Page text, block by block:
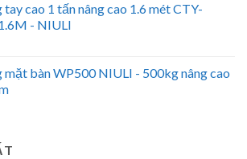
tay cao 1 tấn nâng cao 1.6 mét CTY-
- NIULI
mặt bàn WP500 NIULI - 500kg nâng cao